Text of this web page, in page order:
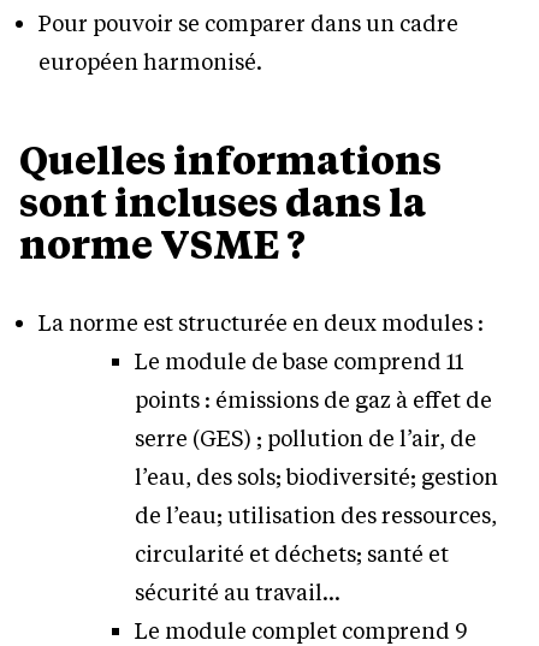
Pour pouvoir se comparer dans un cadre
européen harmonisé.
Quelles informations
sont incluses dans la
norme VSME ?
La norme est structurée en deux modules :
Le module de base comprend 11
points : émissions de gaz à effet de
serre (GES) ; pollution de l’air, de
l’eau, des sols; biodiversité; gestion
de l’eau; utilisation des ressources,
circularité et déchets; santé et
sécurité au travail…
Le module complet comprend 9